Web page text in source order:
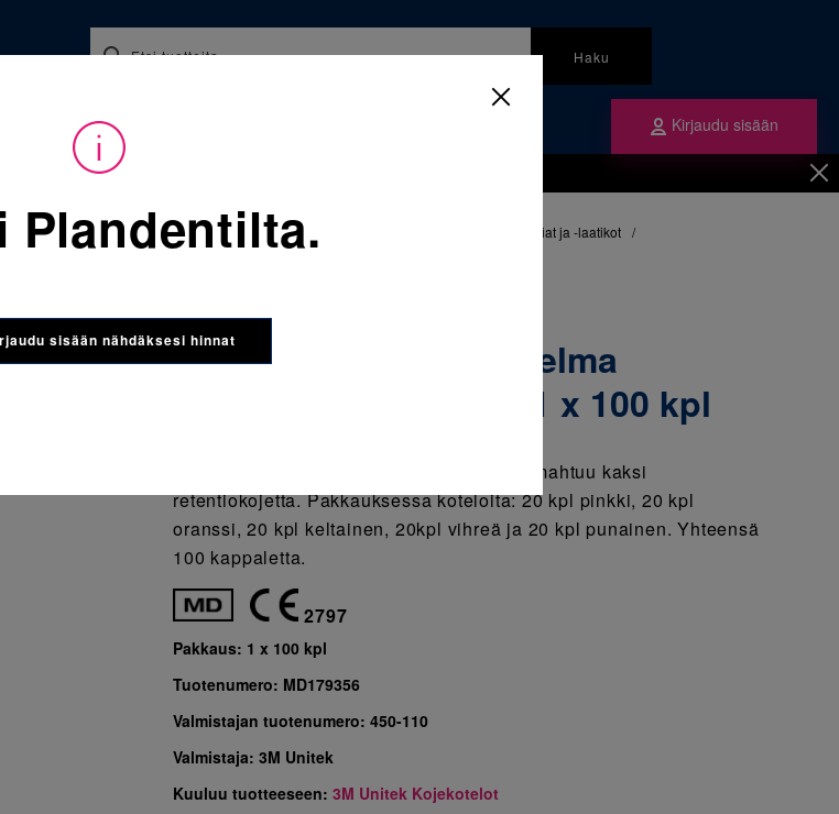
Haku
Ajankohtaista Kirjaudu sisään
hinnat. Tarvitsetko tunnukset verkkokauppaan? Tilaa ne
Sijainti:Tarvikkeet / Vastaanoton apuvälineet Säilytysrasiat ja -laatikot /
3M UNITEK
450-110 Neonväri lajitelma
kojekoteloita 100 kpl 1 x 100 kpl
Kompaktin kokoinen kojekotelo, koteloon mahtuu kaksi
retentiokojetta. Pakkauksessa koteloita: 20 kpl pinkki, 20 kpl
oranssi, 20 kpl keltainen, 20kpl vihreä ja 20 kpl punainen. Yhteensä
100 kappaletta.
2797
Pakkaus: 1 x 100 kpl
Tuotenumero: MD179356
Valmistajan tuotenumero:450-110
Valmistaja:3M Unitek
Kuuluu tuotteeseen:3M Unitek Kojekotelot
Plandentilta.
sisään nähdäksesi hinnat